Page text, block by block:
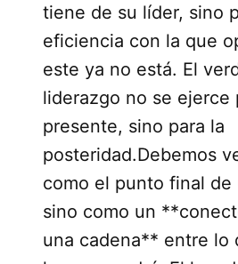
tiene de su líder, sino
eficiencia con la que
este ya no está. El
liderazgo no se ejerce
presente, sino para la
posteridad.Debemos
como el punto final de
sino como un
una cadena** entre lo